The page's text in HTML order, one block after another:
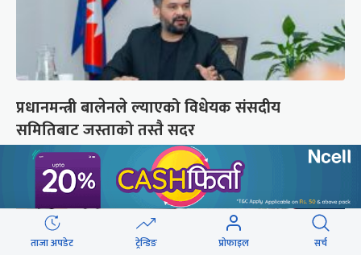
प्रधानमन्त्री बालेनले ल्याएको विधेयक संसदीय
समितिबाट जस्ताको तस्तै सदर
ताजा अपडेट ट्रेन्डिङ प्रोफाइल सर्च